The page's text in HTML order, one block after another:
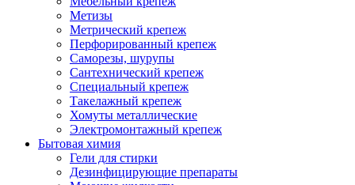
Метизы
Метрический крепеж
Перфорированный крепеж
Саморезы, шурупы
Сантехнический крепеж
Специальный крепеж
Такелажный крепеж
Хомуты металлические
Электромонтажный крепеж
Бытовая химия
Гели для стирки
Дезинфицирующие препараты